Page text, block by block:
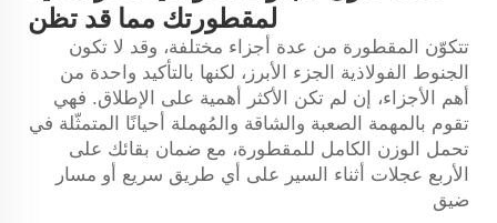
لمقطورتك مما قد تظن
تتكوّن المقطورة من عدة أجزاء مختلفة، وقد لا تكون
الجنوط الفولاذية الجزء الأبرز، لكنها بالتأكيد واحدة من
أهم الأجزاء، إن لم تكن الأكثر أهمية على الإطلاق. فهي
تقوم بالمهمة الصعبة والشاقة والمُهملة أحيانًا المتمثّلة في
تحمل الوزن الكامل للمقطورة، مع ضمان بقائك على
الأربع عجلات أثناء السير على أي طريق سريع أو مسار
ضيق